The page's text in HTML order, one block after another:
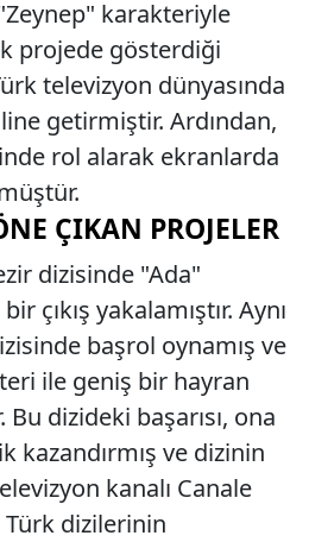
karakteriyle
projede gösterdiği
televizyon dünyasında
getirmiştir. Ardından,
rol alarak ekranlarda
ÇIKAN PROJELER
dizisinde "Ada"
çıkış yakalamıştır. Aynı
başrol oynamış ve
ile geniş bir hayran
Bu dizideki başarısı, ona
kazandırmış ve dizinin
kanalı Canale
Türk dizilerinin